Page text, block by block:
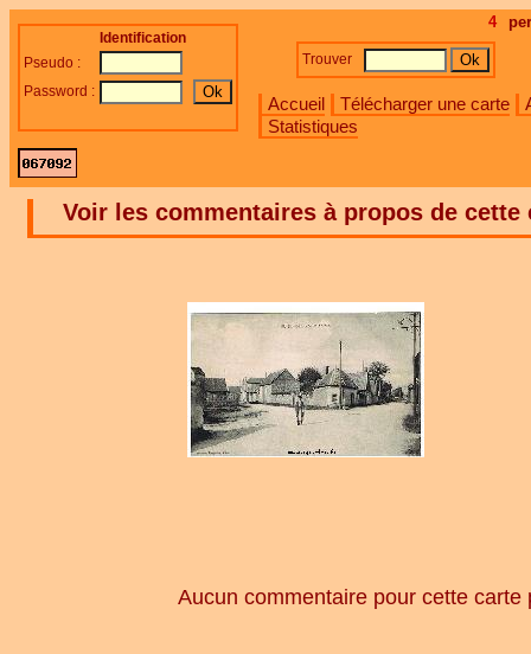
4
Accueil Télécharger une carte
Statistiques
Identification
Pseudo :
Password :
Trouver
Voir les commentaires à propos de cette
Aucun commentaire pour cette carte